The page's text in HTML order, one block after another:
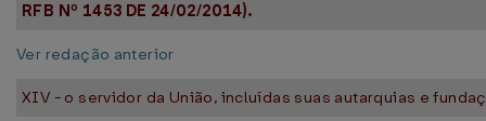
RFB Nº 1453 DE 24/02/2014).
Ver redação anterior
XIV - o servidor da União, incluídas suas autarquias e